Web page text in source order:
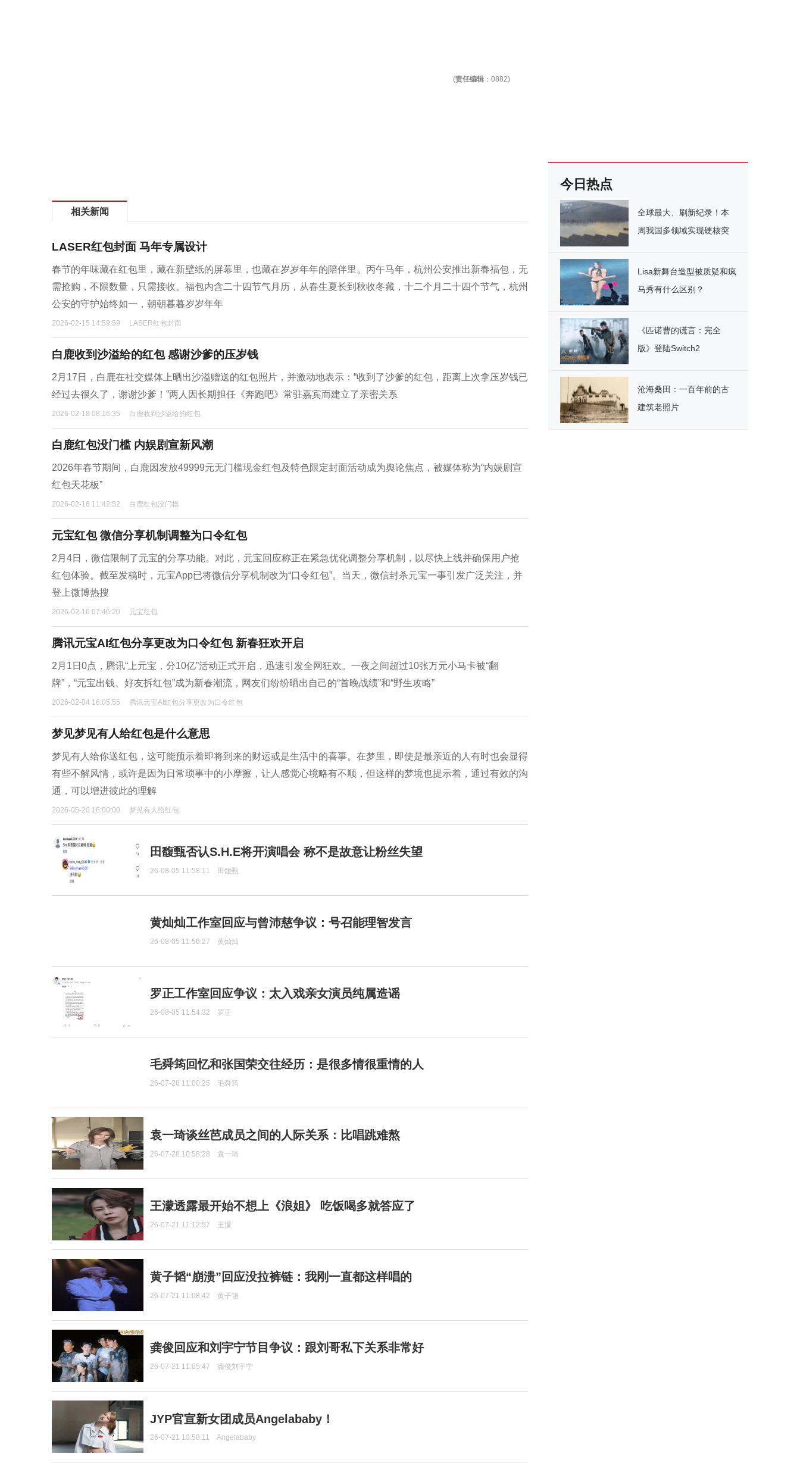
(责任编辑 ：0882)
相关新闻
LASER红包封面 马年专属设计
春节的年味藏在红包里，藏在新壁纸的屏幕里，也藏在岁岁年年的陪伴里。丙午马年，杭州公安推出新春福包，无
需抢购，不限数量，只需接收。福包内含二十四节气月历，从春生夏长到秋收冬藏，十二个月二十四个节气，杭州
公安的守护始终如一，朝朝暮暮岁岁年年
2026-02-15 14:59:59 LASER红包封面
白鹿收到沙溢给的红包 感谢沙爹的压岁钱
2月17日，白鹿在社交媒体上晒出沙溢赠送的红包照片，并激动地表示：“收到了沙爹的红包，距离上次拿压岁钱已
经过去很久了，谢谢沙爹！”两人因长期担任《奔跑吧》常驻嘉宾而建立了亲密关系
2026-02-18 08:16:35 白鹿收到沙溢给的红包
白鹿红包没门槛 内娱剧宣新风潮
2026年春节期间，白鹿因发放49999元无门槛现金红包及特色限定封面活动成为舆论焦点，被媒体称为“内娱剧宣
红包天花板”
2026-02-16 11:42:52 白鹿红包没门槛
元宝红包 微信分享机制调整为口令红包
2月4日，微信限制了元宝的分享功能。对此，元宝回应称正在紧急优化调整分享机制，以尽快上线并确保用户抢
红包体验。截至发稿时，元宝App已将微信分享机制改为“口令红包”。当天，微信封杀元宝一事引发广泛关注，并
登上微博热搜
2026-02-16 07:46:20 元宝红包
腾讯元宝AI红包分享更改为口令红包 新春狂欢开启
2月1日0点，腾讯“上元宝，分10亿”活动正式开启，迅速引发全网狂欢。一夜之间超过10张万元小马卡被“翻
牌”，“元宝出钱、好友拆红包”成为新春潮流，网友们纷纷晒出自己的“首晚战绩”和“野生攻略”
2026-02-04 16:05:55 腾讯元宝AI红包分享更改为口令红包
梦见梦见有人给红包是什么意思
梦见有人给你送红包，这可能预示着即将到来的财运或是生活中的喜事。在梦里，即使是最亲近的人有时也会显得
有些不解风情，或许是因为日常琐事中的小摩擦，让人感觉心境略有不顺，但这样的梦境也提示着，通过有效的沟
通，可以增进彼此的理解
2026-05-20 16:00:00 梦见有人给红包
田馥甄否认S.H.E将开演唱会 称不是故意让粉丝失望
26-08-05 11:58:11 田馥甄
黄灿灿工作室回应与曾沛慈争议：号召能理智发言
26-08-05 11:56:27 黄灿灿
罗正工作室回应争议：太入戏亲女演员纯属造谣
26-08-05 11:54:32 罗正
毛舜筠回忆和张国荣交往经历：是很多情很重情的人
26-07-28 11:00:25 毛舜筠
袁一琦谈丝芭成员之间的人际关系：比唱跳难熬
26-07-28 10:58:28 袁一琦
王濛透露最开始不想上《浪姐》 吃饭喝多就答应了
26-07-21 11:12:57 王濛
黄子韬“崩溃”回应没拉裤链：我刚一直都这样唱的
26-07-21 11:08:42 黄子韬
龚俊回应和刘宇宁节目争议：跟刘哥私下关系非常好
26-07-21 11:05:47 龚俊刘宇宁
JYP官宣新女团成员Angelababy！
26-07-21 10:58:11 Angelababy
今日热点
全球最大、刷新纪录！本
周我国多领域实现硬核突
Lisa新舞台造型被质疑和疯
马秀有什么区别？
《匹诺曹的谎言：完全
版》登陆Switch2
沧海桑田：一百年前的古
建筑老照片